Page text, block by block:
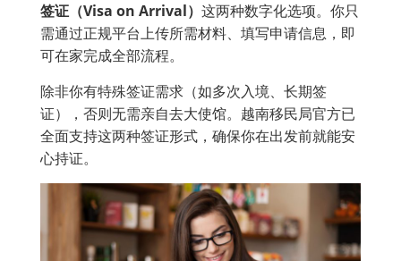
签证（Visa on Arrival） 这两种数字化选项。你只
需通过正规平台上传所需材料、填写申请信息，即
可在家完成全部流程。
除非你有特殊签证需求（如多次入境、长期签
证），否则无需亲自去大使馆。越南移民局官方已
全面支持这两种签证形式，确保你在出发前就能安
心持证。